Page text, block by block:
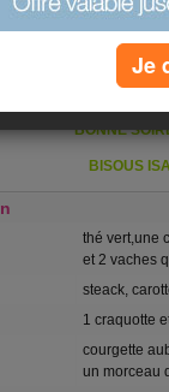
des noix. De
pour trouver les bottes
nous faire
BONNE
BISOUS
thé vert,une
et 2 vaches
steack,
1 craquotte
courgette
un morceau
Je